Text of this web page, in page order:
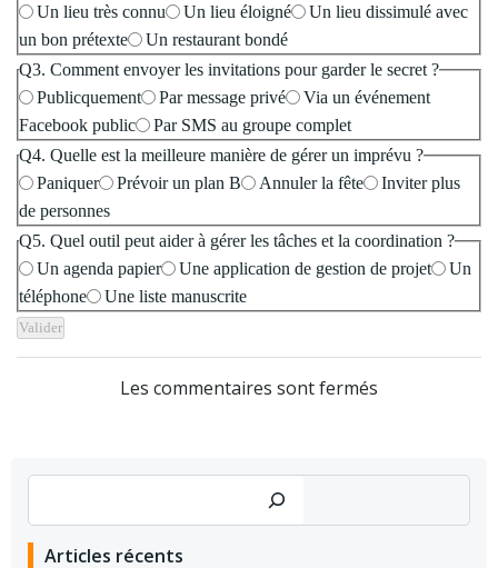
Un lieu très connu
Un lieu éloigné
Un lieu dissimulé avec
un bon prétexte
Un restaurant bondé
Q3. Comment envoyer les invitations pour garder le secret ?
Publicquement
Par message privé
Via un événement
Facebook public
Par SMS au groupe complet
Q4. Quelle est la meilleure manière de gérer un imprévu ?
Paniquer
Prévoir un plan B Annuler la fête
Inviter plus
de personnes
Q5. Quel outil peut aider à gérer les tâches et la coordination ?
Un agenda papier
Une application de gestion de projet
Un
téléphone
Une liste manuscrite
Valider
Les commentaires sont fermés
Articles récents